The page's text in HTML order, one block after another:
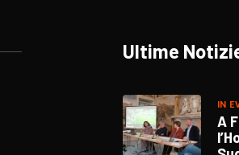
Ultime
IN
A